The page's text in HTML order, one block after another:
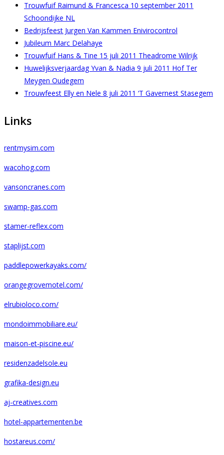
Trouwfuif Raimund & Francesca 10 september 2011
Schoondijke NL
Bedrijsfeest Jurgen Van Kammen Enivirocontrol
Jubileum Marc Delahaye
Trouwfuif Hans & Tine 15 juli 2011 Theadrome Wilrijk
Huwelijksverjaardag Yvan & Nadia 9 juli 2011 Hof Ter
Meygen Oudegem
Trouwfeest Elly en Nele 8 juli 2011 ‘T Gavernest Stasegem
Links
rentmysim.com
wacohog.com
vansoncranes.com
swamp-gas.com
stamer-reflex.com
staplijst.com
paddlepowerkayaks.com/
orangegrovemotel.com/
elrubioloco.com/
mondoimmobiliare.eu/
maison-et-piscine.eu/
residenzadelsole.eu
grafika-design.eu
aj-creatives.com
hotel-appartementen.be
hostareus.com/